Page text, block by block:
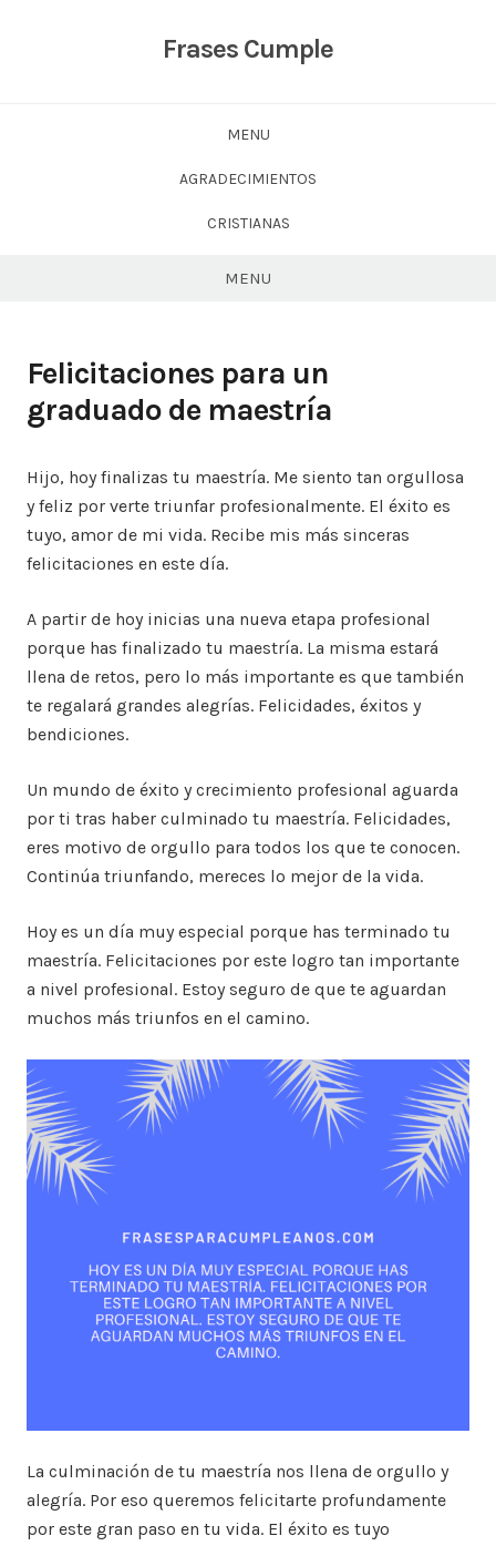
Frases Cumple
MENU
AGRADECIMIENTOS
CRISTIANAS
MENU
Felicitaciones para un
graduado de maestría
Hijo, hoy finalizas tu maestría. Me siento tan orgullosa
y feliz por verte triunfar profesionalmente. El éxito es
tuyo, amor de mi vida. Recibe mis más sinceras
felicitaciones en este día.
A partir de hoy inicias una nueva etapa profesional
porque has finalizado tu maestría. La misma estará
llena de retos, pero lo más importante es que también
te regalará grandes alegrías. Felicidades, éxitos y
bendiciones.
Un mundo de éxito y crecimiento profesional aguarda
por ti tras haber culminado tu maestría. Felicidades,
eres motivo de orgullo para todos los que te conocen.
Continúa triunfando, mereces lo mejor de la vida.
Hoy es un día muy especial porque has terminado tu
maestría. Felicitaciones por este logro tan importante
a nivel profesional. Estoy seguro de que te aguardan
muchos más triunfos en el camino.
La culminación de tu maestría nos llena de orgullo y
alegría. Por eso queremos felicitarte profundamente
por este gran paso en tu vida. El éxito es tuyo